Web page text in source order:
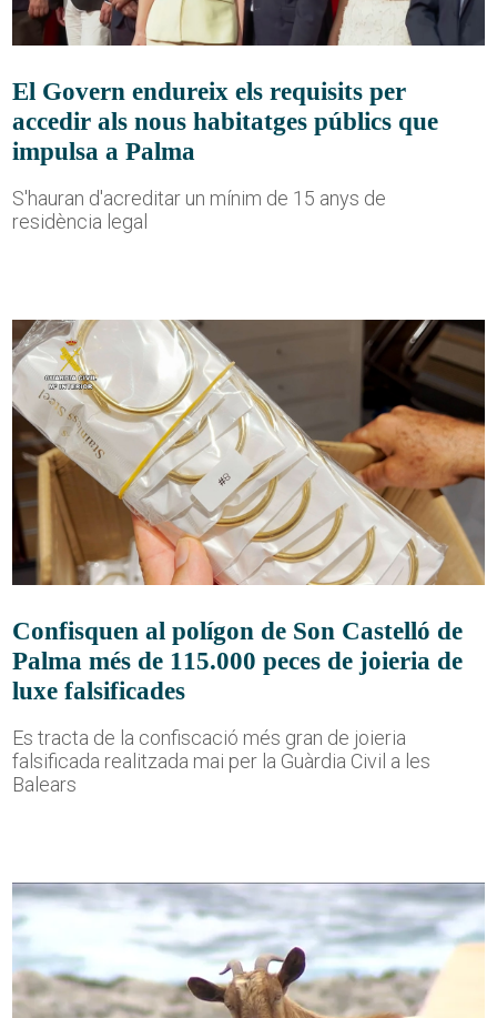
El Govern endureix els requisits per
accedir als nous habitatges públics que
impulsa a Palma
S'hauran d'acreditar un mínim de 15 anys de
residència legal
Confisquen al polígon de Son Castelló de
Palma més de 115.000 peces de joieria de
luxe falsificades
Es tracta de la confiscació més gran de joieria
falsificada realitzada mai per la Guàrdia Civil a les
Balears